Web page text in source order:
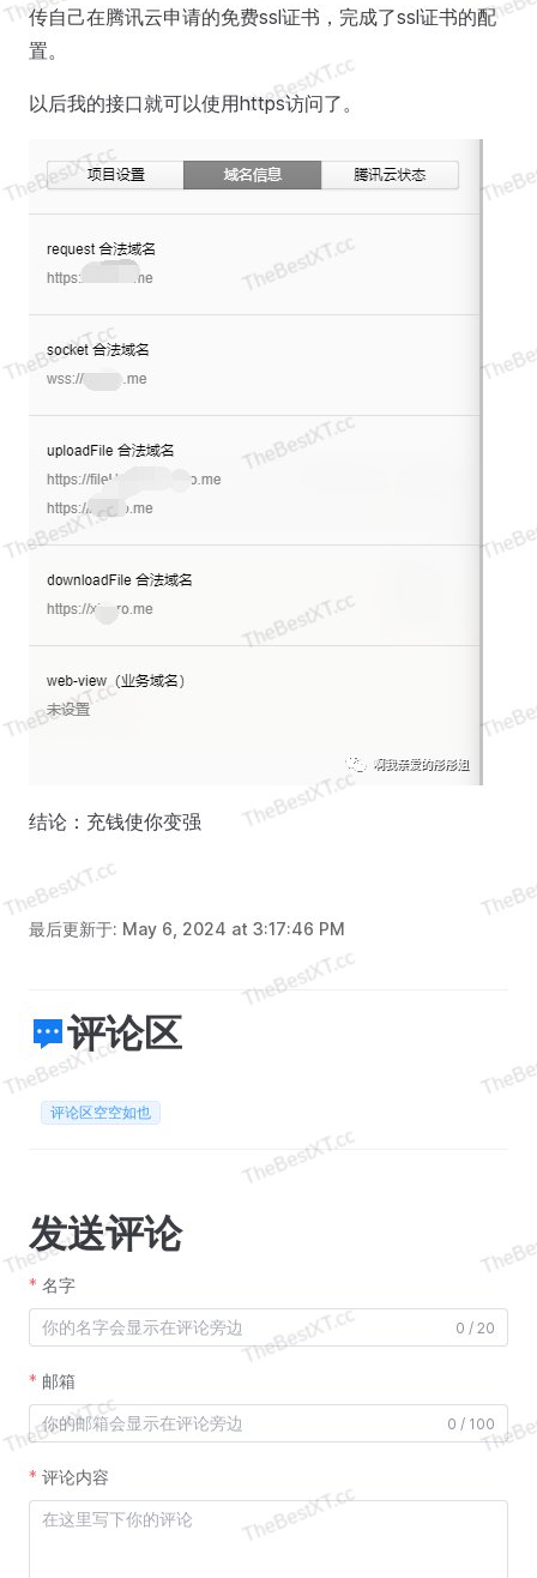
传自己在腾讯云申请的免费ssl证书，完成了ssl证书的配
置。
以后我的接口就可以使用https访问了。
结论：充钱使你变强
最后更新于: May 6, 2024 at 3:17:46 PM
评论区
评论区空空如也
发送评论
名字
0 / 20
邮箱
0 / 100
评论内容